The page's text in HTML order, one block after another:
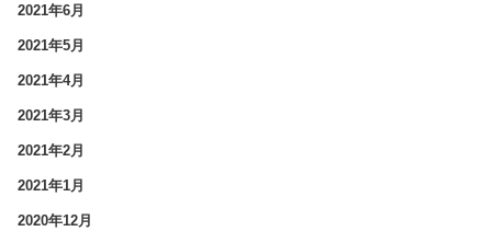
2021年6月
2021年5月
2021年4月
2021年3月
2021年2月
2021年1月
2020年12月